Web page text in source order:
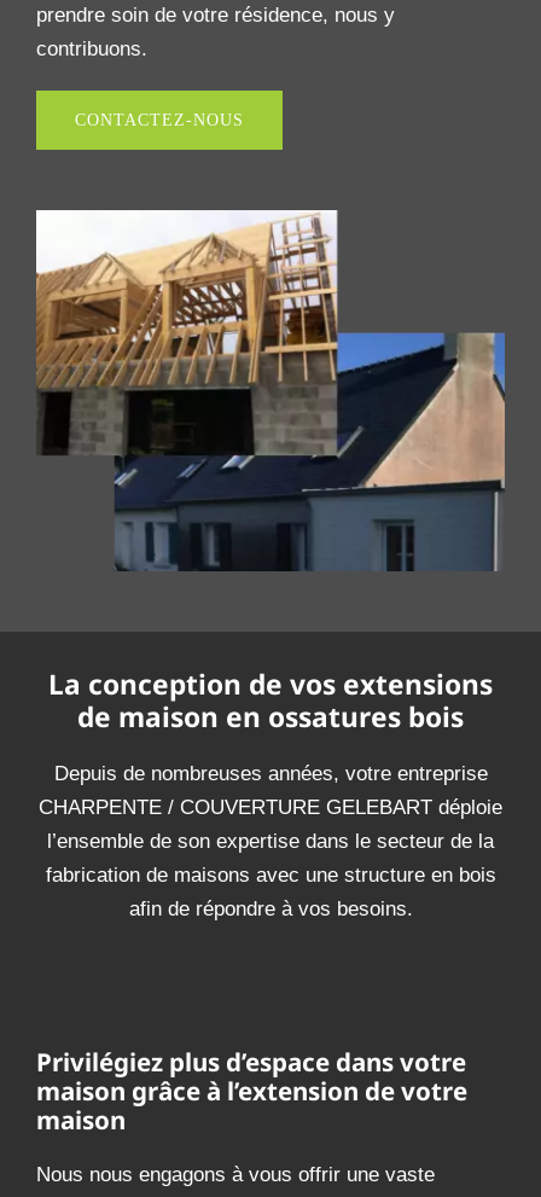
prendre soin de votre résidence, nous y
contribuons.
CONTACTEZ-NOUS
La conception de vos extensions
de maison en ossatures bois
Depuis de nombreuses années, votre entreprise
CHARPENTE / COUVERTURE GELEBART déploie
l’ensemble de son expertise dans le secteur de la
fabrication de maisons avec une structure en bois
afin de répondre à vos besoins.
Privilégiez plus d’espace dans votre
maison grâce à l’extension de votre
maison
Nous nous engagons à vous offrir une vaste